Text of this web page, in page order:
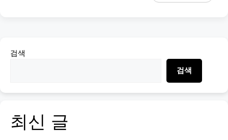
검색
검색
최신 글